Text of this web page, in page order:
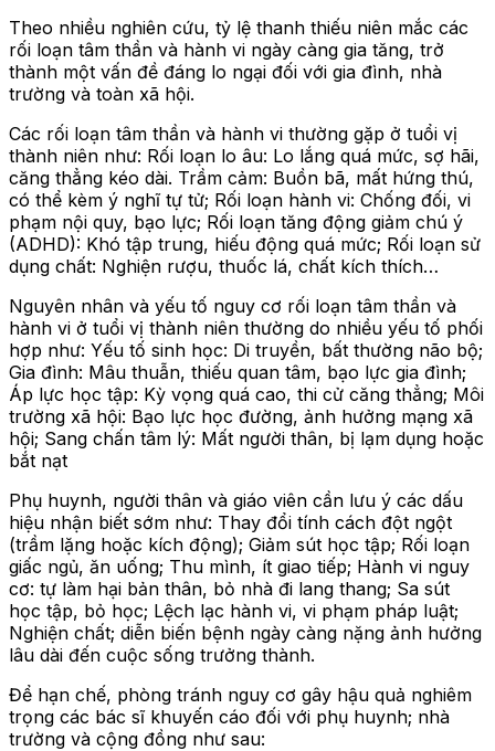
Theo nhiều nghiên cứu, tỷ lệ thanh thiếu niên mắc các
rối loạn tâm thần và hành vi ngày càng gia tăng, trở
thành một vấn đề đáng lo ngại đối với gia đình, nhà
trường và toàn xã hội.
Các rối loạn tâm thần và hành vi thường gặp ở tuổi vị
thành niên như: Rối loạn lo âu: Lo lắng quá mức, sợ hãi,
căng thẳng kéo dài. Trầm cảm: Buồn bã, mất hứng thú,
có thể kèm ý nghĩ tự tử; Rối loạn hành vi: Chống đối, vi
phạm nội quy, bạo lực; Rối loạn tăng động giảm chú ý
(ADHD): Khó tập trung, hiếu động quá mức; Rối loạn sử
dụng chất: Nghiện rượu, thuốc lá, chất kích thích…
Nguyên nhân và yếu tố nguy cơ rối loạn tâm thần và
hành vi ở tuổi vị thành niên thường do nhiều yếu tố phối
hợp như: Yếu tố sinh học: Di truyền, bất thường não bộ;
Gia đình: Mâu thuẫn, thiếu quan tâm, bạo lực gia đình;
Áp lực học tập: Kỳ vọng quá cao, thi cử căng thẳng; Môi
trường xã hội: Bạo lực học đường, ảnh hưởng mạng xã
hội; Sang chấn tâm lý: Mất người thân, bị lạm dụng hoặc
bắt nạt
Phụ huynh, người thân và giáo viên cần lưu ý các dấu
hiệu nhận biết sớm như: Thay đổi tính cách đột ngột
(trầm lặng hoặc kích động); Giảm sút học tập; Rối loạn
giấc ngủ, ăn uống; Thu mình, ít giao tiếp; Hành vi nguy
cơ: tự làm hại bản thân, bỏ nhà đi lang thang; Sa sút
học tập, bỏ học; Lệch lạc hành vi, vi phạm pháp luật;
Nghiện chất; diễn biến bệnh ngày càng nặng ảnh hưởng
lâu dài đến cuộc sống trưởng thành.
Để hạn chế, phòng tránh nguy cơ gây hậu quả nghiêm
trọng các bác sĩ khuyến cáo đối với phụ huynh; nhà
trường và cộng đồng như sau: